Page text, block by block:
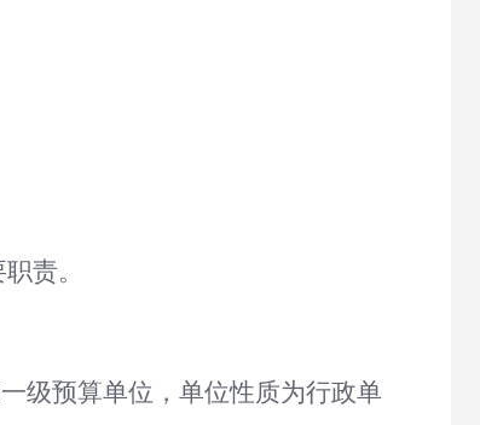
责。
级预算单位， 单位性质为行政单